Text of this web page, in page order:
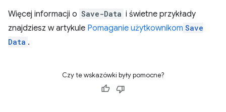
Więcej informacji o Save-Data i świetne przykłady
znajdziesz w artykule Pomaganie użytkownikom Save
Data .
Czy te wskazówki były pomocne?